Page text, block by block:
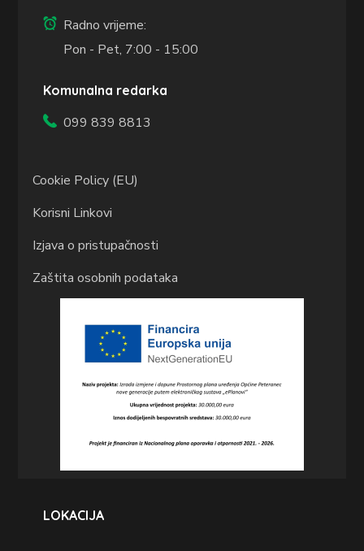
Radno vrijeme:
Pon - Pet, 7:00 - 15:00
Komunalna redarka
099 839 8813
Cookie Policy (EU)
Korisni Linkovi
Izjava o pristupačnosti
Zaštita osobnih podataka
LOKACIJA